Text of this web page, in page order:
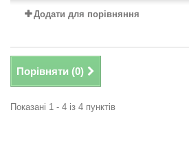
Додати для порівняння
Порівняти (0)
Показані 1 - 4 із 4 пунктів